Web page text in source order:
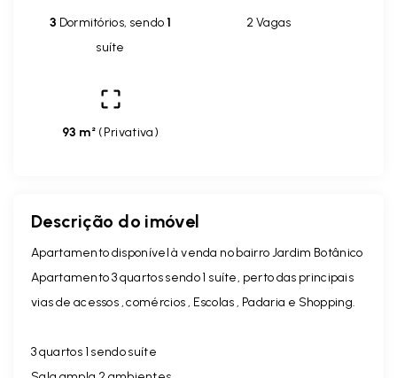
3 Dormitórios, sendo1
suíte
2 Vagas
93 m² (Privativa)
Descrição do imóvel
Apartamento disponível à venda no bairro Jardim Botânico
Apartamento 3 quartos sendo 1 suíte, perto das principais
vias de acessos , comércios , Escolas , Padaria e Shopping.
3 quartos 1 sendo suíte